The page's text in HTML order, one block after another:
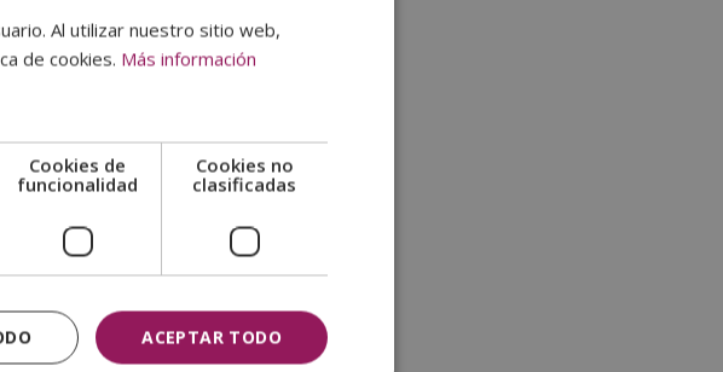
Al utilizar nuestro sitio web,
de cookies. Más información
Cookies de
funcionalidad
Cookies no
clasificadas
ACEPTAR TODO